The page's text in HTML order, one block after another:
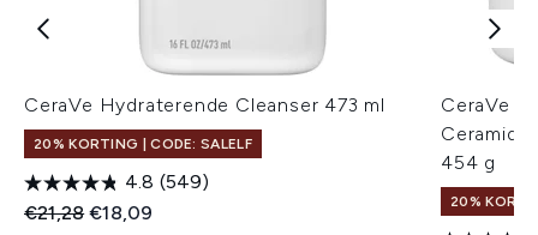
CeraVe Hydraterende Cleanser 473 ml
20% KORTING | CODE: SALELF
4.8 (549)
Recommended Retail Price:
€21,28Huidige prijs:
€18,09
CeraVe
454 g
20%